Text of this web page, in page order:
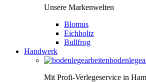
Unsere Markenwelten
Blomus
Eichholtz
Bullfrog
Handwerk
Mit Profi-Verlegeservice in